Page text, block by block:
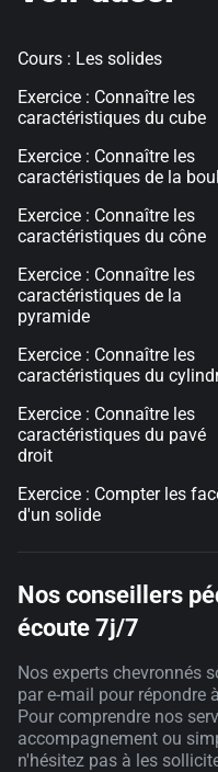
Cours : Les solides
Exercice : Connaître les
caractéristiques du cube
Exercice : Connaître les
caractéristiques de la
Exercice : Connaître les
caractéristiques du cône
Exercice : Connaître les
caractéristiques de la
pyramide
Exercice : Connaître les
caractéristiques du
Exercice : Connaître les
caractéristiques du pavé
droit
Exercice : Compter les
d'un solide
Nos conseillers
écoute 7j/7
Nos experts chevronnés
par e-mail pour répondre
Pour comprendre nos
accompagnement ou
n'hésitez pas à les